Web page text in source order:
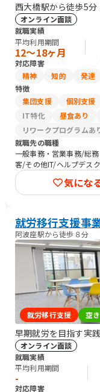
西大橋駅から徒歩5
オンライン面談
就職実績
平均利用期間
12〜18ヶ月
対応障害
精神
知的 発達
特徴
集団支援
個別支援
IT特化
昼食あり
リワークプログラムあ
就職先の職種
一般事務・営業事務/総
客/その他IT/ヘルプデス
気にな
就労移行支援事
阿波座駅から徒歩８分
就労移行支援 空
早期就労を目指す実
オンライン面談
就職実績
平均利用期間
-
対応障害